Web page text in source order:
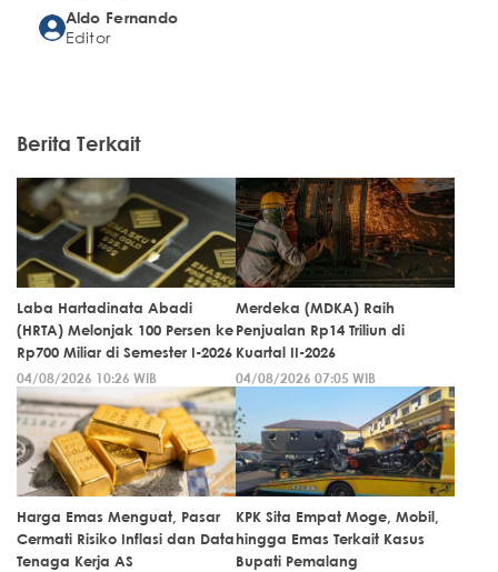
Aldo Fernando
Editor
Berita Terkait
Laba Hartadinata Abadi
(HRTA) Melonjak 100 Persen ke
Rp700 Miliar di Semester I-2026
04/08/2026 10:26 WIB
Merdeka (MDKA) Raih
Penjualan Rp14 Triliun di
Kuartal II-2026
04/08/2026 07:05 WIB
Harga Emas Menguat, Pasar
Cermati Risiko Inflasi dan Data
Tenaga Kerja AS
KPK Sita Empat Moge, Mobil,
hingga Emas Terkait Kasus
Bupati Pemalang